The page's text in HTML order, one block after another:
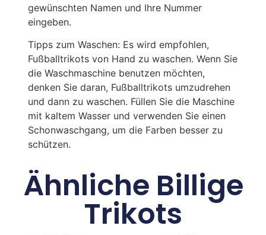
gewünschten Namen und Ihre Nummer
eingeben.
Tipps zum Waschen: Es wird empfohlen,
Fußballtrikots von Hand zu waschen. Wenn Sie
die Waschmaschine benutzen möchten,
denken Sie daran, Fußballtrikots umzudrehen
und dann zu waschen. Füllen Sie die Maschine
mit kaltem Wasser und verwenden Sie einen
Schonwaschgang, um die Farben besser zu
schützen.
Ähnliche Billige
Trikots